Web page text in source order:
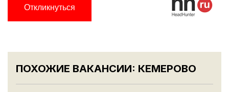
Откликнуться
ПОХОЖИЕ ВАКАНСИИ: КЕМЕРОВО